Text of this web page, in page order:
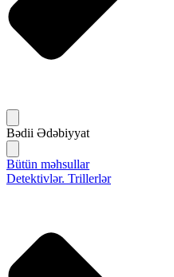
Bədii Ədəbiyyat
Bütün məhsullar
Detektivlər. Trillerlər